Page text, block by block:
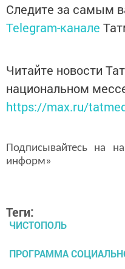
Следите за самым
Telegram-канале
Читайте новости
национальном
https://max.ru/
Подписывайтесь на
информ»
Теги:
ЧИСТОПОЛЬ
ПРОГРАММА